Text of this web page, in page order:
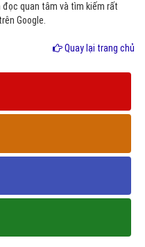
đọc quan tâm và tìm kiếm rất
Google.
Quay lại trang chủ